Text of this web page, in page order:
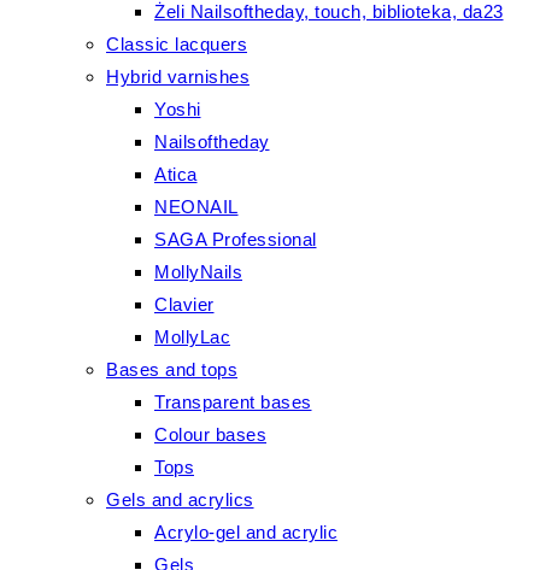
Żeli Nailsoftheday, touch, biblioteka, da23
Classic lacquers
Hybrid varnishes
Yoshi
Nailsoftheday
Atica
NEONAIL
SAGA Professional
MollyNails
Clavier
MollyLac
Bases and tops
Transparent bases
Colour bases
Tops
Gels and acrylics
Acrylo-gel and acrylic
Gels